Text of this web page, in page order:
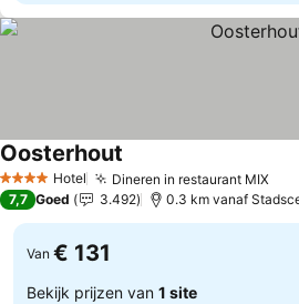
4 SterrenHotel Dineren in restaurant MIX
Oosterhout
7,7 Goed 3.492 0.3 km vanaf
Van € 131
Bekijk prijzen van 1 site